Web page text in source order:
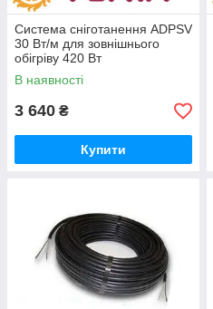
Система сніготанення ADPSV
30 Вт/м для зовнішнього
обігріву 420 Вт
В наявності
3 640 ₴
Купити